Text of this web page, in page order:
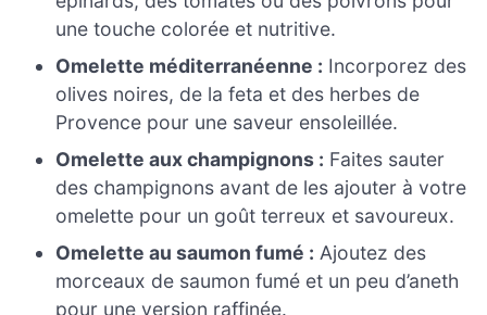
une touche colorée et nutritive.
Omelette méditerranéenne : Incorporez des
olives noires, de la feta et des herbes de
Provence pour une saveur ensoleillée.
Omelette aux champignons : Faites sauter
des champignons avant de les ajouter à votre
omelette pour un goût terreux et savoureux.
Omelette au saumon fumé : Ajoutez des
morceaux de saumon fumé et un peu d’aneth
pour une version raffinée.